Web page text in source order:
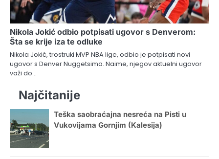
Nikola Jokić odbio potpisati ugovor s Denverom:
Šta se krije iza te odluke
Nikola Jokić, trostruki MVP NBA lige, odbio je potpisati novi
ugovor s Denver Nuggetsima. Naime, njegov aktuelni ugovor
važi do…
Najčitanije
Teška saobraćajna nesreća na Pisti u
Vukovijama Gornjim (Kalesija)